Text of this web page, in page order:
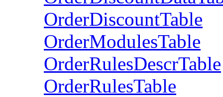
OrderDiscountTable
OrderModulesTable
OrderRulesDescrTable
OrderRulesTable